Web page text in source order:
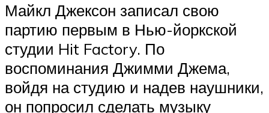
Майкл Джексон записал свою
партию первым в Нью-йоркской
студии Hit Factory. По
воспоминания Джимми Джема,
войдя на студию и надев наушники,
он попросил сделать музыку